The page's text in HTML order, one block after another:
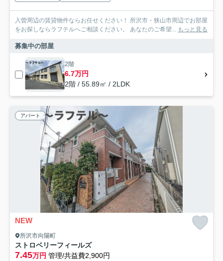
入曽周辺の賃貸物件ならお任せください！ 所沢市・狭山市周辺でお部屋
をお探しならラフテルへご相談ください。 あなたのご希望... もっと見る
募集中の部屋
2階
6.7万円
2階 / 55.89㎡ / 2LDK
アパート
NEW
所沢市向陽町
ストロベリーフィールズ
7.45万円 管理/共益費2,900円